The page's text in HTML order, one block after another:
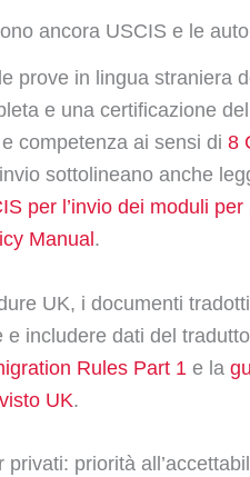
ancora USCIS e le
prove in lingua straniera
e una certificazione
competenza ai sensi di 8
sottolineano anche
per l’invio dei moduli per
Manual.
UK, i documenti
e includere dati del
Rules Part 1 e la
UK.
privati: priorità